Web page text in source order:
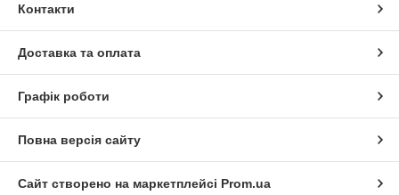
Контакти
Доставка та оплата
Графік роботи
Повна версія сайту
Сайт створено на маркетплейсі Prom.ua